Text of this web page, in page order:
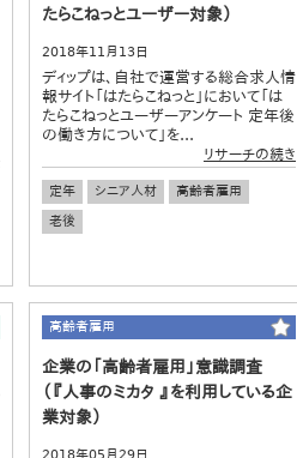
たらこねっとユーザー対象）
2018年11月13日
ディップは、自社で運営する総合求人情
報サイト「はたらこねっと」において「は
たらこねっとユーザーアンケート 定年後
の働き方について」を...
リサーチの続き
定年 シニア人材
高齢者雇用
老後
高齢者雇用
企業の「高齢者雇用」意識調査
（『人事のミカタ 』を利用している企
業対象）
2018年05月29日